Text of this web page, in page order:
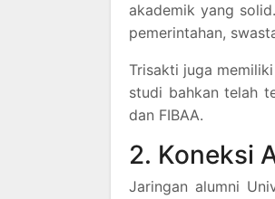
akademik yang
pemerintahan,
Trisakti juga
studi bahkan telah
dan FIBAA.
2. Koneksi
Jaringan alumni